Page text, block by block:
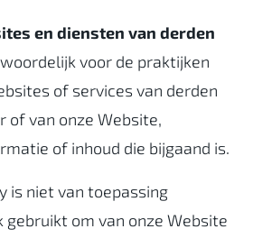
en diensten van derden
voor de praktijken
of services van derden
of van onze Website,
of inhoud die bijgaand is.
is niet van toepassing
gebruikt om van onze Website